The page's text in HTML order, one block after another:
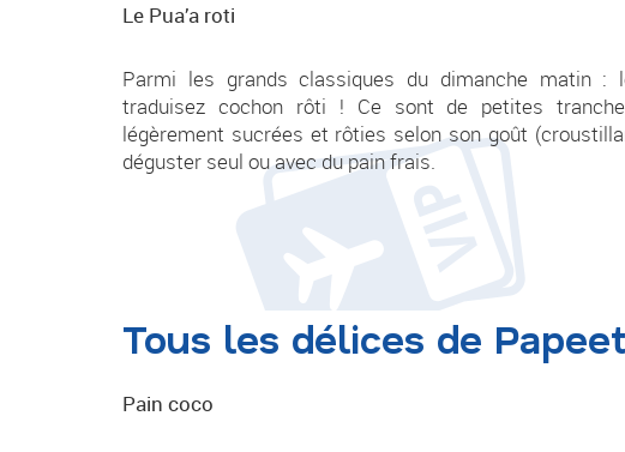
Le Pua’a roti
Parmi les grands classiques du dimanche matin :
traduisez cochon rôti ! Ce sont de petites
légèrement sucrées et rôties selon son goût
déguster seul ou avec du pain frais.
Tous les délices de
Pain coco